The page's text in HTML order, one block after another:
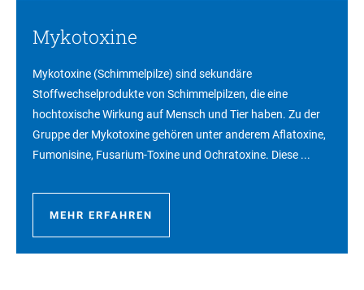
Mykotoxine
Mykotoxine (Schimmelpilze) sind sekundäre
Stoffwechselprodukte von Schimmelpilzen, die eine
hochtoxische Wirkung auf Mensch und Tier haben. Zu der
Gruppe der Mykotoxine gehören unter anderem Aflatoxine,
Fumonisine, Fusarium-Toxine und Ochratoxine. Diese ...
MEHR ERFAHREN